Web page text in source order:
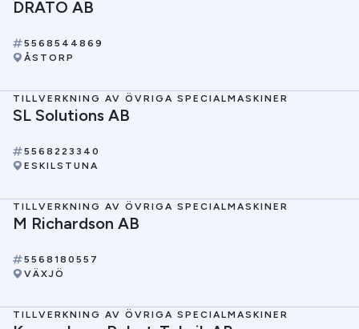
DRATO AB
5568544869
ÅSTORP
TILLVERKNING AV ÖVRIGA SPECIALMASKINER
SL Solutions AB
5568223340
ESKILSTUNA
TILLVERKNING AV ÖVRIGA SPECIALMASKINER
M Richardson AB
5568180557
VÄXJÖ
TILLVERKNING AV ÖVRIGA SPECIALMASKINER